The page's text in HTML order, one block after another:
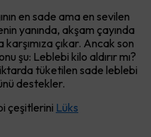
en sade ama en sevilen
yanında, akşam çayında
çıkar. Ancak son
şu: Leblebi kilo aldırır mı?
tüketilen sade leblebi
destekler.
çeşitlerini Lüks